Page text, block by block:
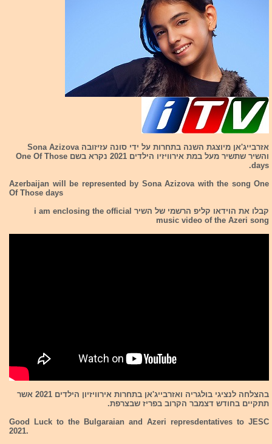
אזרבייג'אן מיוצגת השנה בתחרות על ידי סונה עזיזובה Sona Azizova
והשיר שתשיר מעל במת אירוויזיו הילדים 2021 נקרא בשם One Of Those
days.
Azerbaijan will be represented by Sona Azizova with the song One
Of Those days
קבלו את הוידאו קליפ הרשמי של השיר i am enclosing the official
music video of the Azeri song
בהצלחה לנציגי בולגריה ואזרבייג'אן בתחרות אירוויזיון הילדים 2021 אשר
תתקיים בחודש דצמבר הקרוב בפריז שבצרפת.
Good Luck to the Bulgaraian and Azeri represdentatives to JESC
2021.